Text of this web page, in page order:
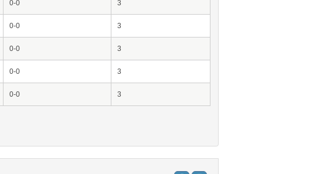
0-0 3
0-0 3
0-0 3
0-0 3
0-0 3